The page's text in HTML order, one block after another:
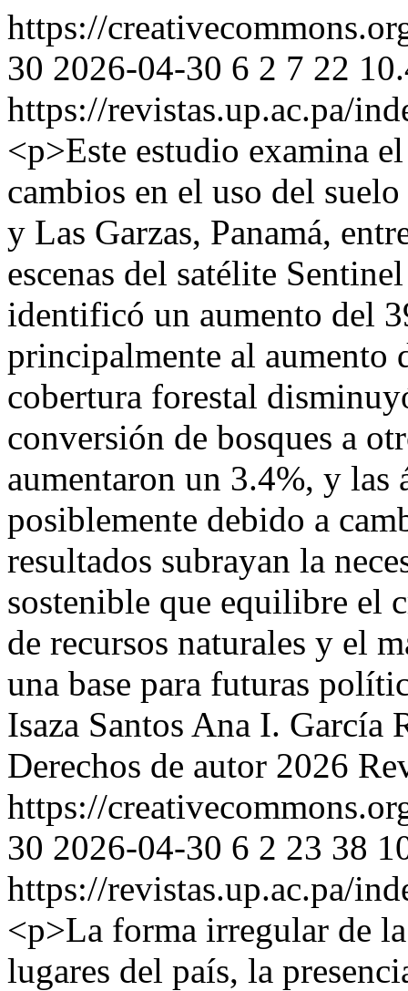
https://
30 2026-04-30 6 2 7 22
https://revistas.up.ac.pa/
<p>Este estudio examina
cambios en el uso del
y Las Garzas, Panamá,
escenas del satélite
identificó un aumento del
principalmente al aumento
cobertura forestal
conversión de bosques a
aumentaron un 3.4%, y las
posiblemente debido a
resultados subrayan la
sostenible que equilibre el
de recursos naturales y el
una base para futuras
Isaza Santos Ana I. García
Derechos de autor 2026
https://
30 2026-04-30 6 2 23 38
https://revistas.up.ac.pa/
<p>La forma irregular de
lugares del país, la